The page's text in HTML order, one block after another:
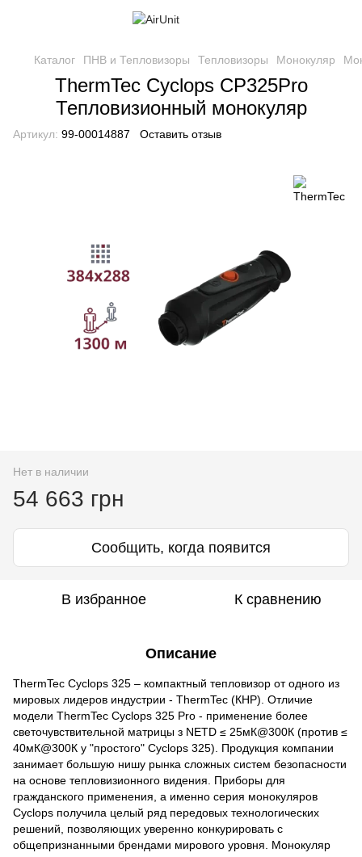
Каталог ПНВ и Тепловизоры Тепловизоры Монокуляр
ThermTec Cyclops CP325Pro
Тепловизионный монокуляр
Артикул: 99-00014887 Оставить отзыв
Нет в наличии
54 663 грн
Сообщить, когда появится
В избранное К сравнению
Описание
ThermTec Cyclops 325 – компактный тепловизор от одного из
мировых лидеров индустрии - ThermTec (КНР). Отличие
модели ThermTec Cyclops 325 Pro - применение более
светочувствительной матрицы з NETD ≤ 25мК@300К (против ≤
40мК@300К у "простого" Cyclops 325). Продукция компании
занимает большую нишу рынка сложных систем безопасности
на основе тепловизионного видения. Приборы для
гражданского применения, а именно серия монокуляров
Cyclops получила целый ряд передовых технологических
решений, позволяющих уверенно конкурировать с
общепризнанными брендами мирового уровня. Монокуляр